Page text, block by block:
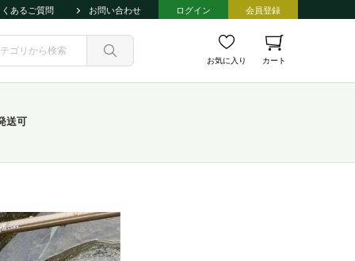
くあるご質問 お問い合わせ ログイン 会員登録
お気に入り カート
送可